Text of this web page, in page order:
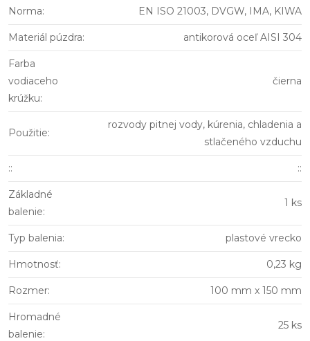
Norma: EN ISO 21003, DVGW, IMA, KIWA
Materiál púzdra: antikorová oceľ AISI 304
Farba
vodiaceho
krúžku:
čierna
Použitie:
rozvody pitnej vody, kúrenia, chladenia a
stlačeného vzduchu
:: ::
Základné
balenie:
1 ks
Typ balenia: plastové vrecko
Hmotnosť: 0,23 kg
Rozmer: 100 mm x 150 mm
Hromadné
balenie:
25 ks